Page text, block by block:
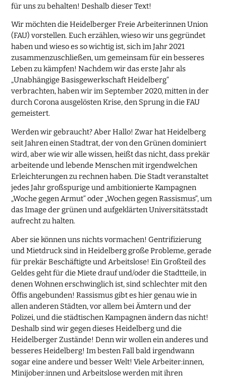
für uns zu behalten! Deshalb dieser Text!
Wir möchten die Heidelberger Freie Arbeiterinnen Union
(FAU) vorstellen. Euch erzählen, wieso wir uns gegründet
haben und wieso es so wichtig ist, sich im Jahr 2021
zusammenzuschließen, um gemeinsam für ein besseres
Leben zu kämpfen! Nachdem wir das erste Jahr als
„Unabhängige Basisgewerkschaft Heidelberg“
verbrachten, haben wir im September 2020, mitten in der
durch Corona ausgelösten Krise, den Sprung in die FAU
gemeistert.
Werden wir gebraucht? Aber Hallo! Zwar hat Heidelberg
seit Jahren einen Stadtrat, der von den Grünen dominiert
wird, aber wie wir alle wissen, heißt das nicht, dass prekär
arbeitende und lebende Menschen mit irgendwelchen
Erleichterungen zu rechnen haben. Die Stadt veranstaltet
jedes Jahr großspurige und ambitionierte Kampagnen
„Woche gegen Armut“ oder „Wochen gegen Rassismus“, um
das Image der grünen und aufgeklärten Universitätsstadt
aufrecht zu halten.
Aber sie können uns nichts vormachen! Gentrifizierung
und Mietdruck sind in Heidelberg große Probleme, gerade
für prekär Beschäftigte und Arbeitslose! Ein Großteil des
Geldes geht für die Miete drauf und/oder die Stadtteile, in
denen Wohnen erschwinglich ist, sind schlechter mit den
Öffis angebunden! Rassismus gibt es hier genau wie in
allen anderen Städten, vor allem bei Ämtern und der
Polizei, und die städtischen Kampagnen ändern das nicht!
Deshalb sind wir gegen dieses Heidelberg und die
Heidelberger Zustände! Denn wir wollen ein anderes und
besseres Heidelberg! Im besten Fall bald irgendwann
sogar eine andere und besser Welt! Viele Arbeiter:innen,
Minijober:innen und Arbeitslose werden mit ihren